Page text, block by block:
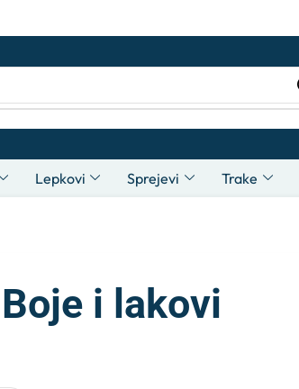
Lepkovi Sprejevi Trake
Boje i lakovi